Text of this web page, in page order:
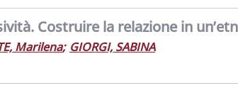
Costruire la relazione in
Marilena; GIORGI, SABINA